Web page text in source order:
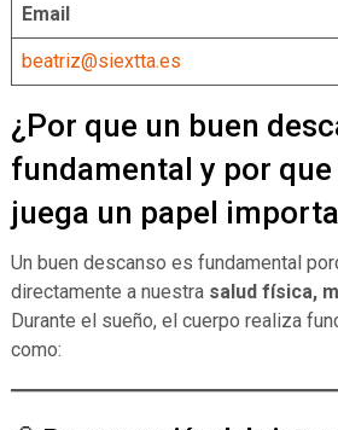
Email
beatriz@siextta.es
¿Por que un buen
fundamental y por
juega un papel
Un buen descanso es fundamental
directamente a nuestra salud física,
Durante el sueño, el cuerpo realiza
como: